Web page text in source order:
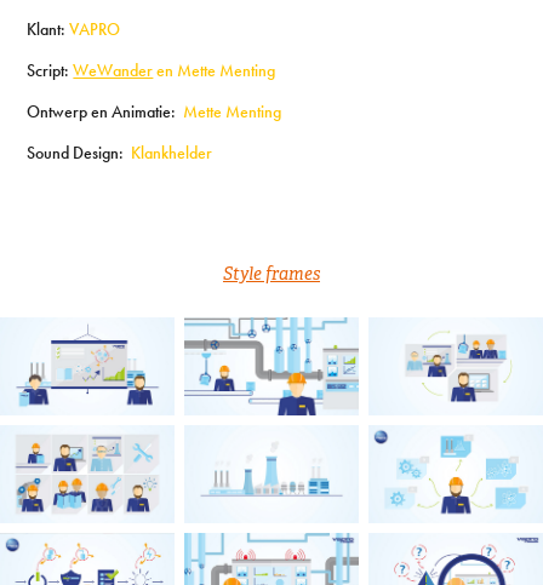
Klant:VAPRO
Script:WeWanderen Mette Menting
Ontwerp en Animatie: Mette Menting
Sound Design: Klankhelder
Style frames